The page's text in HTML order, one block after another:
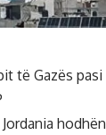
të Gazës